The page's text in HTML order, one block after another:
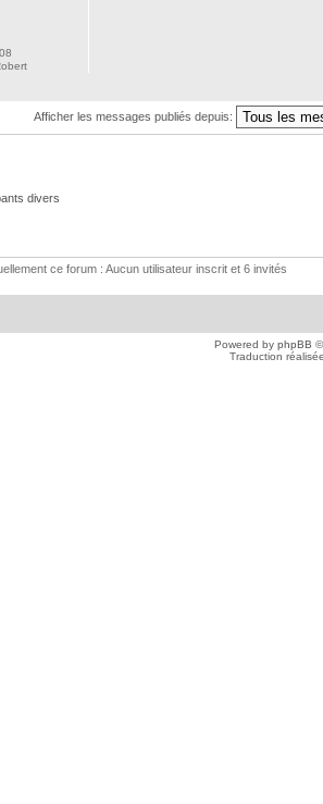
Afficher les messages publiés depuis:
divers
ce forum : Aucun utilisateur inscrit et 6 invités
Powered by phpBB
Traduction